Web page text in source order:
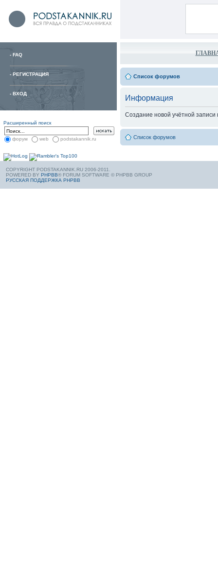
- FAQ
- РЕГИСТРАЦИЯ
- ВХОД
Расширенный поиск
форум web podstakannik.ru
Список форумов
Информация
Создание новой учётной
Список форумов
COPYRIGHT PODSTAKANNIK.RU 2006-2011.
POWERED BY PHPBB® FORUM SOFTWARE © PHPBB GROUP
РУССКАЯ ПОДДЕРЖКА PHPBB